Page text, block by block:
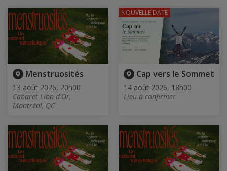
Menstruosités
13 août 2026, 20h00
Cabaret Lion d'Or,
Montréal, QC
Cap vers le Sommet
14 août 2026, 18h00
Lieu à confirmer
NOUVELLE DATE